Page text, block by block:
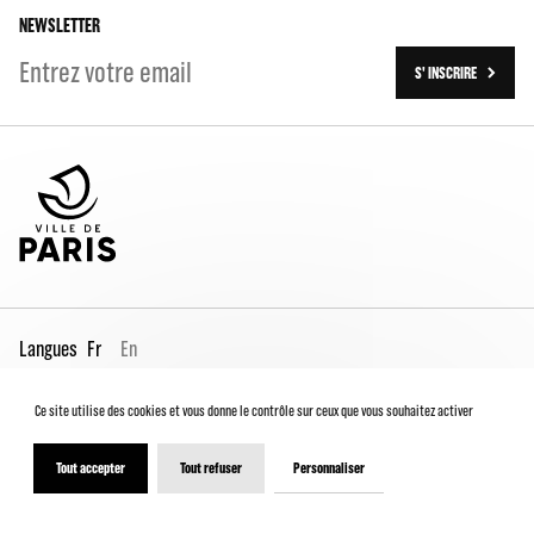
NEWSLETTER
S' INSCRIRE
Langues Fr En
Conditions générales de vente
Charte du spectateur
Déclaration d'accessibilité
Ce site utilise des cookies et vous donne le contrôle sur ceux que vous souhaitez activer
Tout accepter Tout refuser Personnaliser